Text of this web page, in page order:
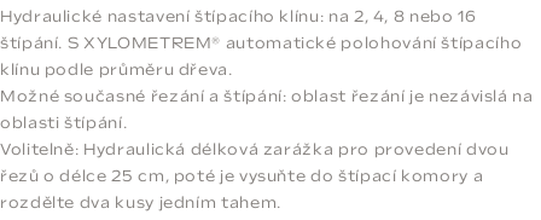
Hydraulické nastavení štípacího klínu: na 2, 4, 8 nebo 16
štípání. S XYLOMETREM® automatické polohování štípacího
klínu podle průměru dřeva.
Možné současné řezání a štípání: oblast řezání je nezávislá na
oblasti štípání.
Volitelně: Hydraulická délková zarážka pro provedení dvou
řezů o délce 25 cm, poté je vysuňte do štípací komory a
rozdělte dva kusy jedním tahem.